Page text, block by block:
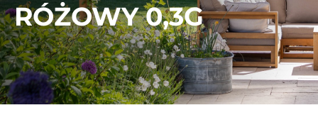
RÓŻOWY 0,3G